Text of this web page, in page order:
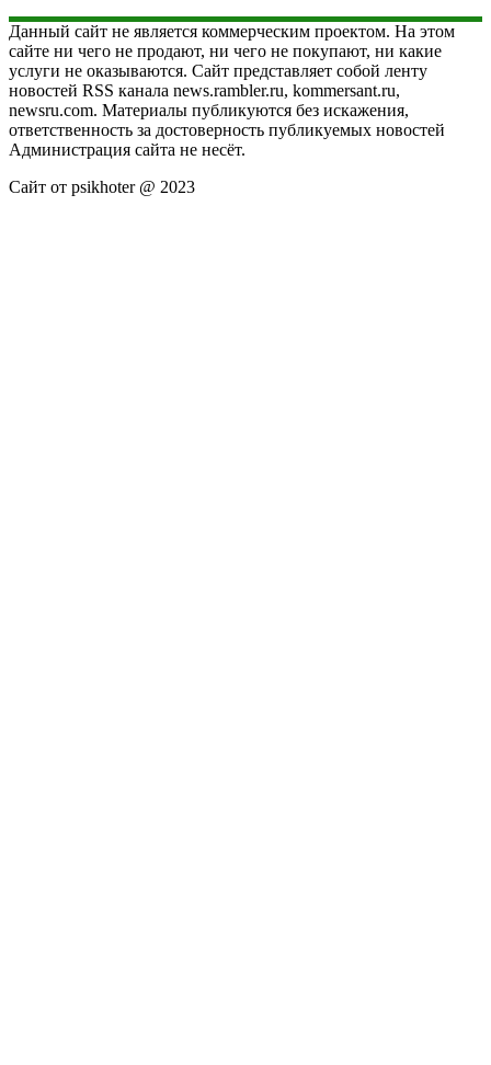
Данный сайт не является коммерческим проектом. На этом
сайте ни чего не продают, ни чего не покупают, ни какие
услуги не оказываются. Сайт представляет собой ленту
новостей RSS канала news.rambler.ru, kommersant.ru,
newsru.com. Материалы публикуются без искажения,
ответственность за достоверность публикуемых новостей
Администрация сайта не несёт.
Сайт от psikhoter @ 2023